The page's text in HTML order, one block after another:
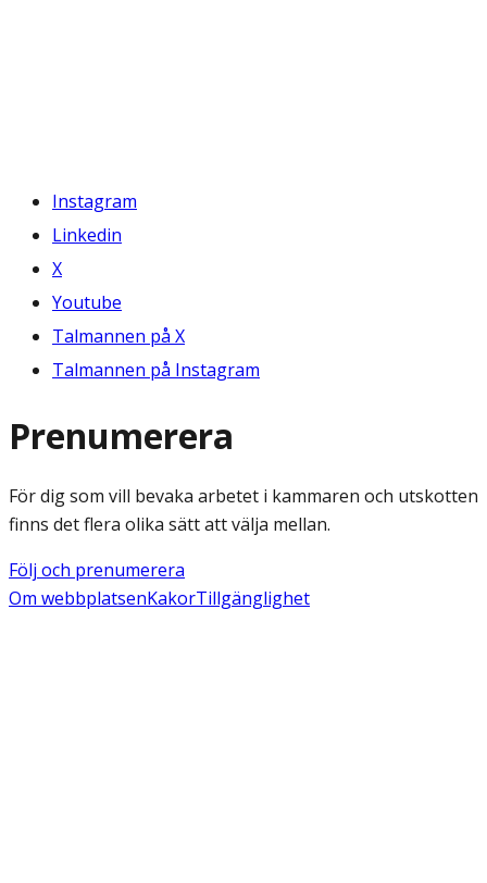
Instagram
Linkedin
X
Youtube
Talmannen på X
Talmannen på Instagram
Prenumerera
För dig som vill bevaka arbetet i kammaren och utskotten
finns det flera olika sätt att välja mellan.
Följ och prenumerera
Om webbplatsenKakorTillgänglighet